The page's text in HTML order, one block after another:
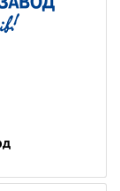
запобігти
при болю в